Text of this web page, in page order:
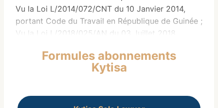
Vu la Loi L/2014/072/CNT du 10 Janvier 2014,
portant Code du Travail en République de Guinée ;
Vu la Loi L/2018/025/AN du 03 Juillet 2018,
Publique ;Formules abonnements
Kytisa